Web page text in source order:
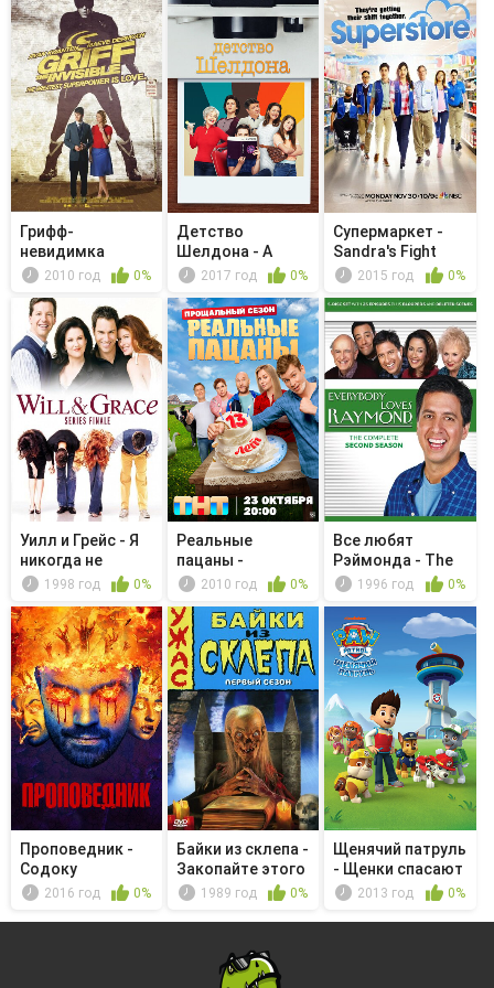
Грифф-
невидимка
2010 год 0%
Детство
Шелдона - A
German Folk Song
2017 год 0%
Супермаркет -
Sandra's Fight
2015 год 0%
Уилл и Грейс - Я
никогда не
обещал ва...
1998 год 0%
Реальные
пацаны -
Хороший плохой
2010 год 0%
Все любят
Рэймонда - The
Bigger Person
1996 год 0%
Проповедник -
Содоку
2016 год 0%
Байки из склепа -
Закопайте этого
кот...1989 год 0%
Щенячий патруль
- Щенки спасают
купан...
2013 год 0%